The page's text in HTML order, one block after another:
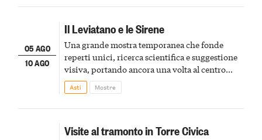
05 AGO
10 AGO
Il Leviatano e le Sirene
Una grande mostra temporanea che fonde
reperti unici, ricerca scientifica e suggestione
visiva, portando ancora una volta al centro
della scena le meraviglie del passato astigiano
Asti Mostre
Visite al tramonto in Torre Civica